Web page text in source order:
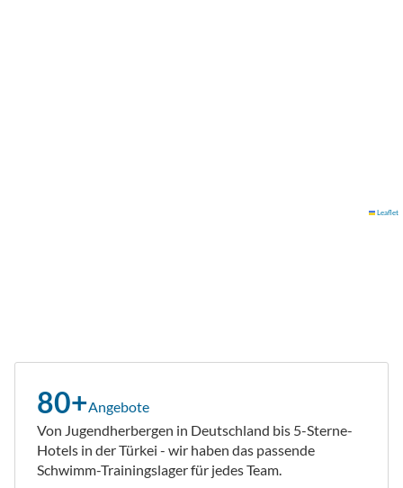
Leaflet
80+Angebote
Von Jugendherbergen in Deutschland bis 5-Sterne-
Hotels in der Türkei - wir haben das passende
Schwimm-Trainingslager für jedes Team.